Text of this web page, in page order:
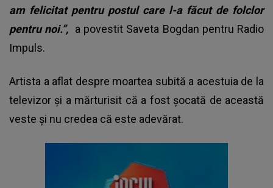
am felicitat pentru postul care l-a făcut de folclor
pentru noi.”, a povestit Saveta Bogdan pentru Radio
Impuls.
Artista a aflat despre moartea subită a acestuia de la
televizor și a mărturisit că a fost șocată de această
veste și nu credea că este adevărat.